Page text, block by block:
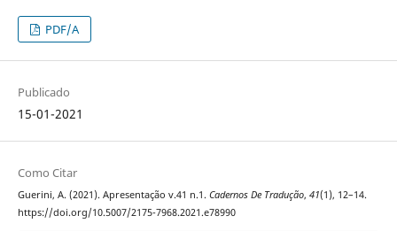
PDF/A
Publicado
15-01-2021
Como Citar
Guerini, A. (2021). Apresentação v.41 n.1. Cadernos De Tradução, 41(1), 12–14.
https://doi.org/10.5007/2175-7968.2021.e78990